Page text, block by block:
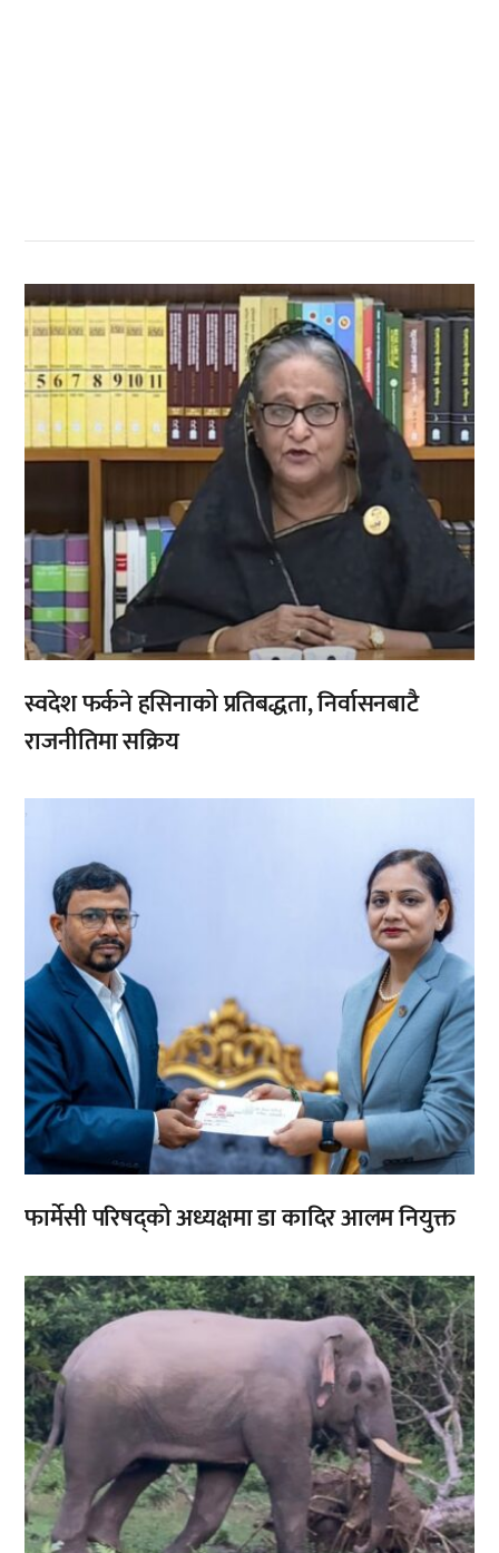
,,
स्वदेश फर्कने हसिनाको प्रतिबद्धता, निर्वासनबाटै
राजनीतिमा सक्रिय
,
फार्मेसी परिषद्को अध्यक्षमा डा कादिर आलम नियुक्त
,